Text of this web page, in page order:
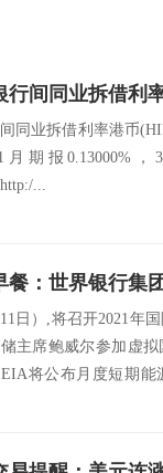
行间同业拆借利
同业拆借利率港币
月期报0.13000%
...
日）,将召开2021年
主席鲍威尔参加虚
将公布月度短期